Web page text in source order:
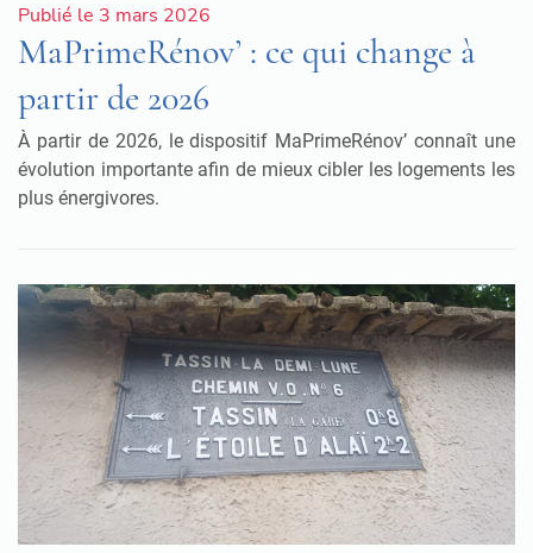
Publié le 3 mars 2026
MaPrimeRénov’ : ce qui change à
partir de 2026
À partir de 2026, le dispositif MaPrimeRénov’ connaît une
évolution importante afin de mieux cibler les logements les
plus énergivores.